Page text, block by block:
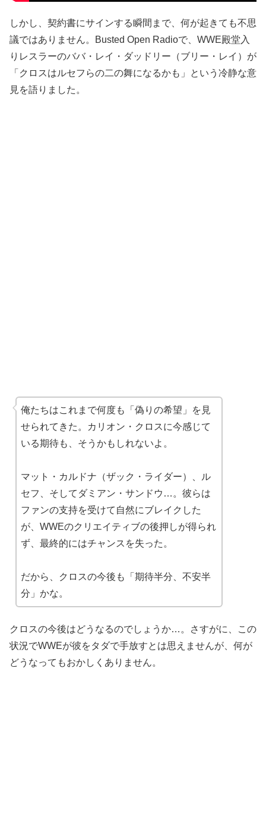
しかし、契約書にサインする瞬間まで、何が起きても不思
議ではありません。Busted Open Radioで、WWE殿堂入
りレスラーのババ・レイ・ダッドリー（ブリー・レイ）が
「クロスはルセフらの二の舞になるかも」という冷静な意
見を語りました。
俺たちはこれまで何度も「偽りの希望」を見
せられてきた。カリオン・クロスに今感じて
いる期待も、そうかもしれないよ。
マット・カルドナ（ザック・ライダー）、ル
セフ、そしてダミアン・サンドウ…。彼らは
ファンの支持を受けて自然にブレイクした
が、WWEのクリエイティブの後押しが得られ
ず、最終的にはチャンスを失った。
だから、クロスの今後も「期待半分、不安半
分」かな。
クロスの今後はどうなるのでしょうか…。さすがに、この
状況でWWEが彼をタダで手放すとは思えませんが、何が
どうなってもおかしくありません。